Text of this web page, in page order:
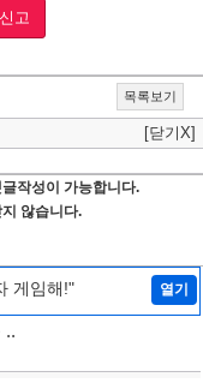
신고
목록보기
[닫기X]
작성이 가능합니다.
않습니다.
게임해!" 열기
..